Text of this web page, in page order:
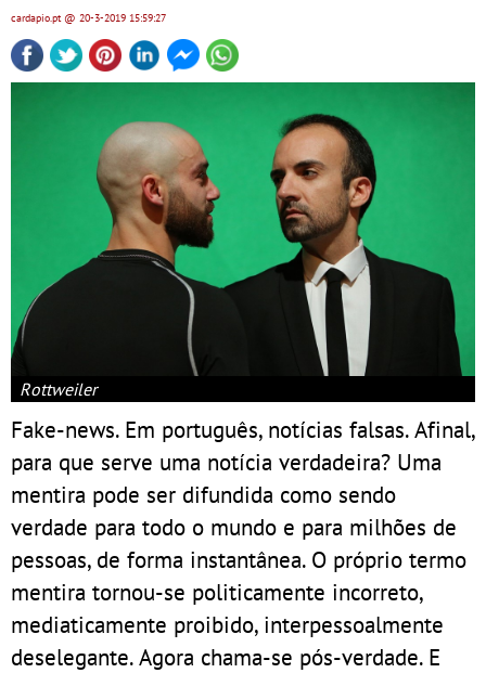
cardapio.pt@ 20-3-2019 15:59:27
Rottweiler
Fake-news. Em português, notícias falsas. Afinal,
para que serve uma notícia verdadeira? Uma
mentira pode ser difundida como sendo
verdade para todo o mundo e para milhões de
pessoas, de forma instantânea. O próprio termo
mentira tornou-se politicamente incorreto,
mediaticamente proibido, interpessoalmente
deselegante. Agora chama-se pós-verdade. E